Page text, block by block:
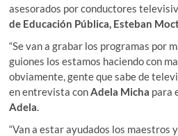
asesorados por conductores
de Educación Pública, Esteban
“Se van a grabar los programas por
guiones los estamos haciendo con
obviamente, gente que sabe de
en entrevista conAdela Micha para
Adela.
“Van a estar ayudados los maestros